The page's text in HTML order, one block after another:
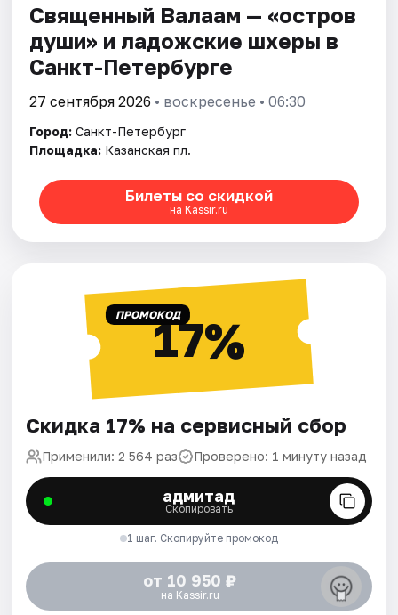
Священный Валаам — «остров
души» и ладожские шхеры в
Санкт-Петербурге
27 сентября 2026 • воскресенье • 06:30
Город: Санкт-Петербург
Площадка: Казанская пл.
Билеты со скидкой
на Kassir.ru
ПРОМОКОД17%
Скидка 17% на сервисный сбор
Применили: 2 564 раз Проверено: 1 минуту назад
адмитад
Скопировать
1 шаг. Скопируйте промокод
от 10 950 ₽
на Kassir.ru